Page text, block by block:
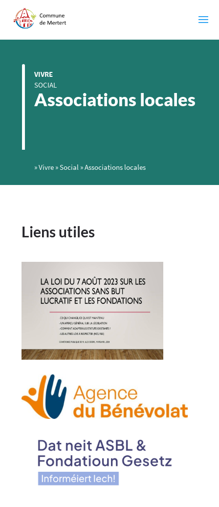
VIVRE
SOCIAL
Associations locales
»Vivre »Social »Associations locales
Liens utiles